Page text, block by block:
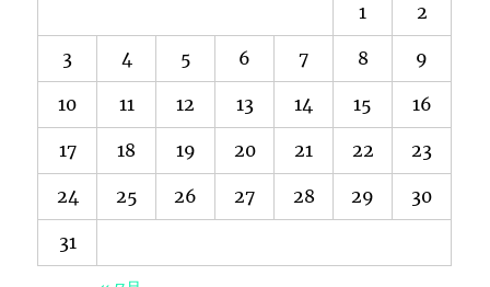
1 2
3 4 5 6 7 8 9
10 11 12 13 14 15 16
17 18 19 20 21 22 23
24 25 26 27 28 29 30
31